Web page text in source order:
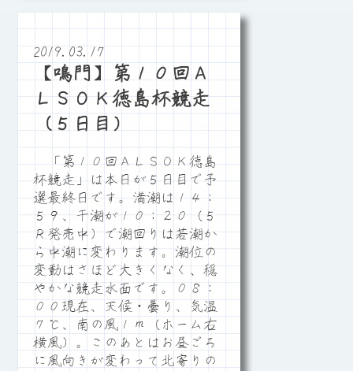
2019.03.17
【鳴門】第１０回Ａ
ＬＳＯＫ徳島杯競走
（５日目）
「第１０回ＡＬＳＯＫ徳島
杯競走」は本日が５日目で予
選最終日です。満潮は１４：
５９、干潮が１０：２０（５
Ｒ発売中）で潮回りは若潮か
ら中潮に変わります。潮位の
変動はさほど大きくなく、穏
やかな競走水面です。０８：
００現在、天候・曇り、気温
７℃、南の風１ｍ（ホーム右
横風）。このあとはお昼ごろ
に風向きが変わって北寄りの